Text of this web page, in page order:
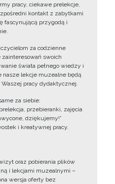
pracy, ciekawe prelekcje,
kontakt z zabytkami
fascynującą przygodą i
za codzienne
swoich
świata pełnego wiedzy i
nasze lekcje muzealne będą
pracy dydaktycznej.
za siebie:
przebieranki, zajęcia
dziękujemy!”
i kreatywnej pracy.
oraz pobierania plików
i lekcjami muzealnymi –
wersja oferty bez